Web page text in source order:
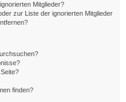
Mitglieder?
zur Liste der ignorierten Mitglieder
finden?